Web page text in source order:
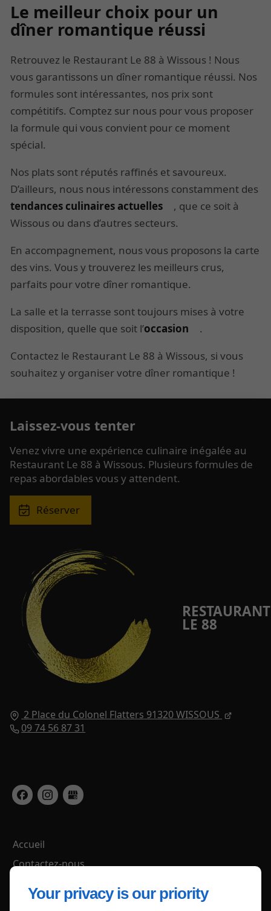
Your privacy is our priority
Le meilleur choix pour un
dîner romantique réussi
Retrouvez le Restaurant Le 88 à Wissous ! Nous
vous garantissons un dîner romantique réussi. Nos
formules sont intéressantes, nos prix sont
compétitifs. Comptez sur nous pour vous proposer
la formule qui vous convient pour ce moment
spécial.
Nos plats sont réputés raffinés et savoureux.
D’ailleurs, nous nous intéressons constamment des
tendances culinaires actuelles
, que ce soit à
Wissous ou dans d’autres secteurs.
En accompagnement, nous vous proposons la carte
des vins. Vous y trouverez les meilleurs crus,
parfaits pour votre dîner romantique.
La salle et la terrasse sont toujours mises à votre
disposition, quelle que soit l’occasion
.
Contactez le Restaurant Le 88 à Wissous, si vous
souhaitez y organiser votre dîner romantique !
RESTAURANT
LE 88
2 Place du Colonel Flatters 91320WISSOUS
09 74 56 87 31
Accueil
Contactez-nous
Plan du site
Laissez-vous tenter
Venez vivre une expérience culinaire inégalée au
Restaurant Le 88 à Wissous. Plusieurs formules de
repas abordables vous y attendent.
Réserver